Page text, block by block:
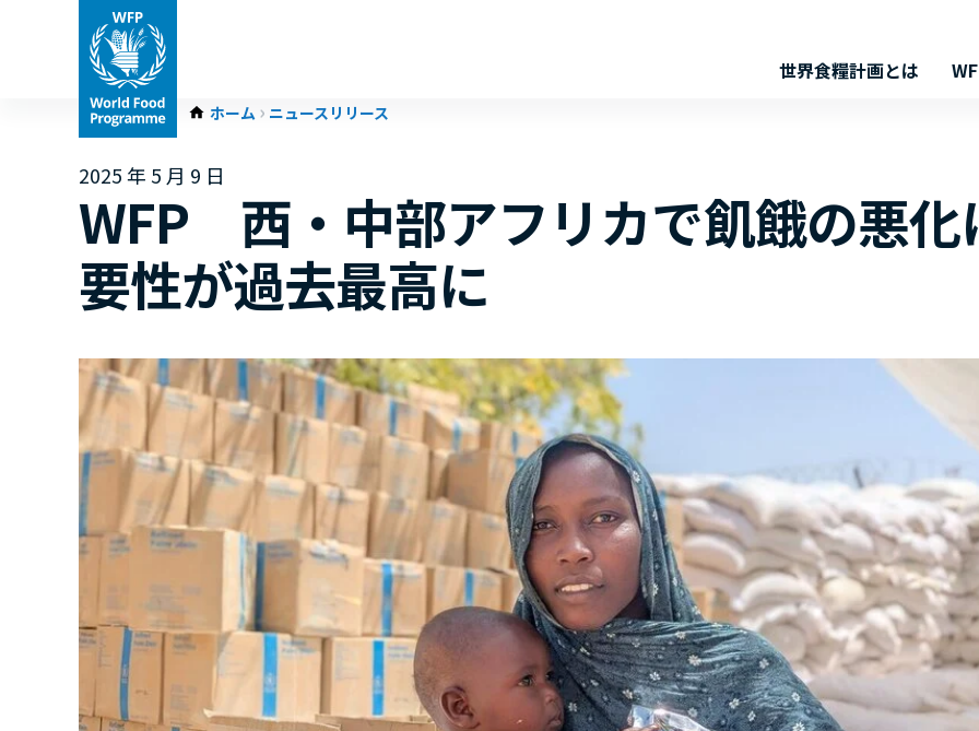
世界食糧計画とは
ホーム ニュースリリース
2025 年 5 月 9 日
WFP 西・中部アフリカで飢餓の悪
要性が過去最高に